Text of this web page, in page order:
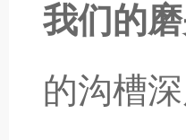
我们的
的沟槽